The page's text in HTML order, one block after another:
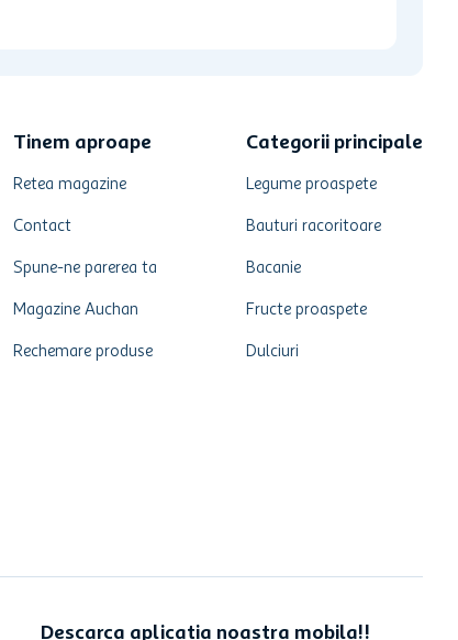
Tinem aproape
Retea magazine
Contact
Spune-ne parerea ta
Magazine Auchan
Rechemare produse
Categorii principale
Legume proaspete
Bauturi racoritoare
Bacanie
Fructe proaspete
Dulciuri
Descarca aplicatia noastra mobila!!